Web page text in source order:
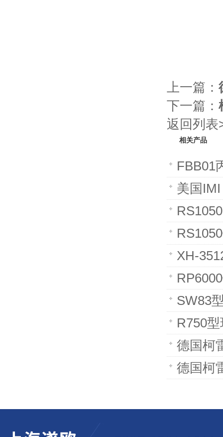
上一篇：
下一篇：
返回列表
相关产品
FBB01
美国
XH-
SW83
R750
德国柯
德国柯